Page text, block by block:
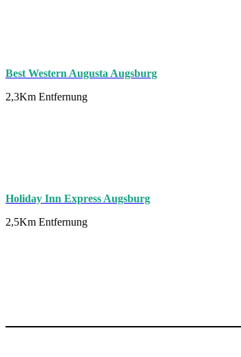
Best Western Augusta Augsburg
2,3Km Entfernung
Holiday Inn Express Augsburg
2,5Km Entfernung